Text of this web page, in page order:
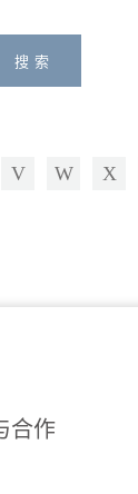
V W X
合作